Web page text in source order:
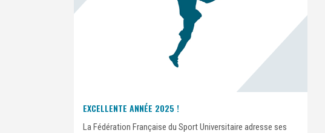
EXCELLENTE ANNÉE 2025 !
La Fédération Française du Sport Universitaire adresse ses